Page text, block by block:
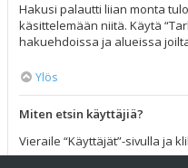
Hakusi palautti liian monta
käsittelemään niitä. Käytä
hakuehdoissa ja alueissa
Ylös
Miten etsin käyttäjiä?
Vieraile “Käyttäjät”-sivulla ja